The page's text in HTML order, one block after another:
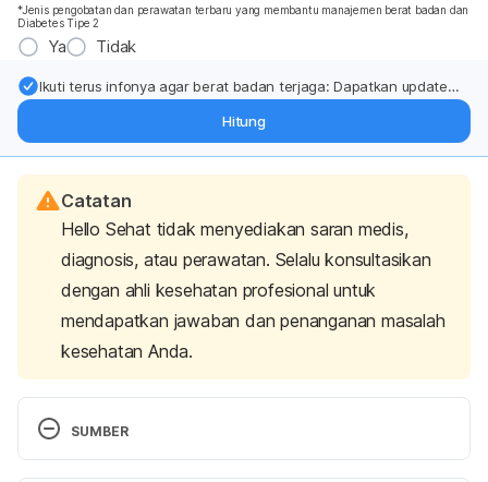
*Jenis pengobatan dan perawatan terbaru yang membantu manajemen berat badan dan
Diabetes Tipe 2
Ya Tidak
Ikuti terus infonya agar berat badan terjaga: Dapatkan update
Hitung
Catatan
Hello Sehat tidak menyediakan saran medis,
diagnosis, atau perawatan. Selalu konsultasikan
dengan ahli kesehatan profesional untuk
mendapatkan jawaban dan penanganan masalah
kesehatan Anda.
SUMBER